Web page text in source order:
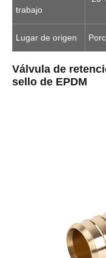
trabajo
Lugar de origen
Válvula de
sello de EPDM